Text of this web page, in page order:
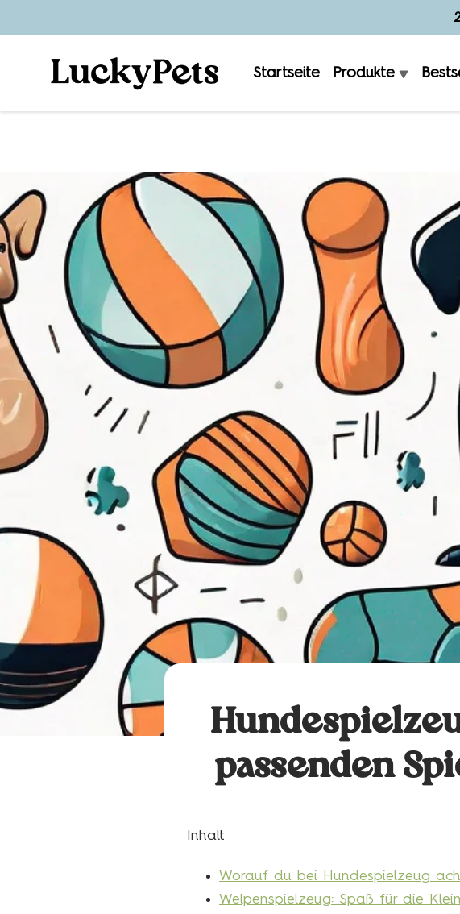
Startseite Produkte
passenden
Inhalt
Worauf du bei Hundespielzeug
Welpenspielzeug: Spaß für die